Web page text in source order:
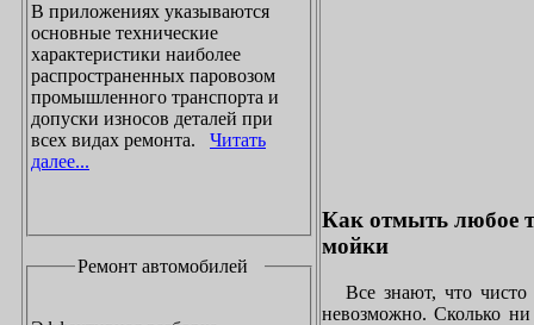
В приложениях указываются
основные технические
характеристики наиболее
распространенных паровозом
промышленного транспорта и
допуски износов деталей при
всех видах ремонта. Читать
далее...
Ремонт автомобилей
Как отмыть любое
мойки
Все знают, что чисто
невозможно. Сколько